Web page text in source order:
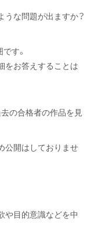
な問題が出ますか？
す。
をお答えすることは
の合格者の作品を見
公開はしておりませ
や目的意識などを中